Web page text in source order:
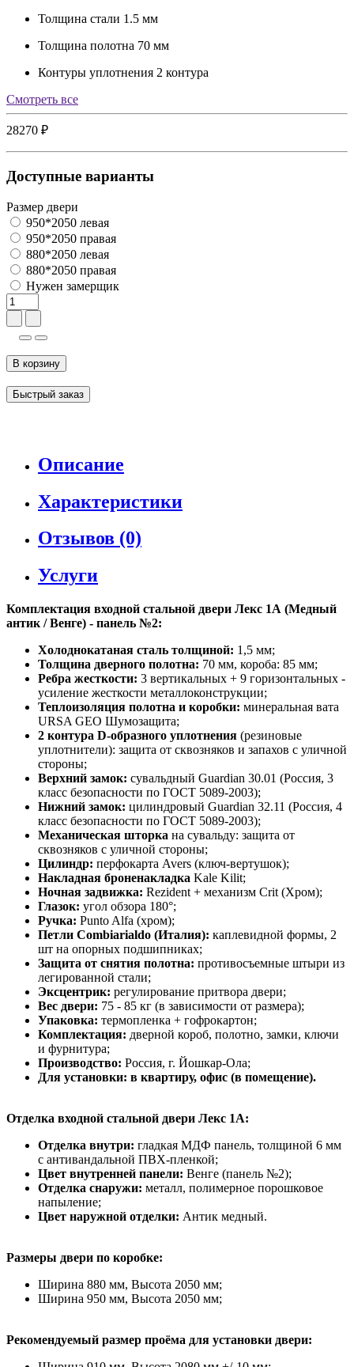
Толщина стали 1.5 мм
Толщина полотна 70 мм
Контуры уплотнения 2 контура
Cмотреть все
28270 ₽
Доступные варианты
Размер двери
950*2050 левая
950*2050 правая
880*2050 левая
880*2050 правая
Нужен замерщик
В корзину
Быстрый заказ
Описание
Характеристики
Отзывов (0)
Услуги
Комплектация входной стальной двери Лекс 1А (Медный
антик / Венге) - панель №2:
Холоднокатаная сталь толщиной: 1,5 мм;
Толщина дверного полотна: 70 мм, короба: 85 мм;
Ребра жесткости: 3 вертикальных + 9 горизонтальных -
усиление жесткости металлоконструкции;
Теплоизоляция полотна и коробки: минеральная вата
URSA GEO Шумозащита;
2 контура D-образного уплотнения (резиновые
уплотнители): защита от сквозняков и запахов с уличной
стороны;
Верхний замок: сувальдный Guardian 30.01 (Россия, 3
класс безопасности по ГОСТ 5089-2003);
Нижний замок: цилиндровый Guardian 32.11 (Россия, 4
класс безопасности по ГОСТ 5089-2003);
Механическая шторка на сувальду: защита от
сквозняков с уличной стороны;
Цилиндр: перфокарта Avers (ключ-вертушок);
Накладная броненакладка Kale Kilit;
Ночная задвижка: Rezident + механизм Crit (Хром);
Глазок: угол обзора 180°;
Ручка: Punto Alfa (хром);
Петли Combiarialdo (Италия): каплевидной формы, 2
шт на опорных подшипниках;
Защита от снятия полотна: противосъемные штыри из
легированной стали;
Эксцентрик: регулирование притвора двери;
Вес двери: 75 - 85 кг (в зависимости от размера);
Упаковка: термопленка + гофрокартон;
Комплектация: дверной короб, полотно, замки, ключи
и фурнитура;
Производство: Россия, г. Йошкар-Ола;
Для установки: в квартиру, офис (в помещение).
Отделка входной стальной двери Лекс 1А:
Отделка внутри: гладкая МДФ панель, толщиной 6 мм
с антивандальной ПВХ-пленкой;
Цвет внутренней панели: Венге (панель №2);
Отделка снаружи: металл, полимерное порошковое
напыление;
Цвет наружной отделки: Антик медный.
Размеры двери по коробке:
Ширина 880 мм, Высота 2050 мм;
Ширина 950 мм, Высота 2050 мм;
Рекомендуемый размер проёма для установки двери: